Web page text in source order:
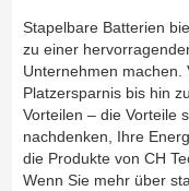
Stapelbare Batterien
zu einer
Unternehmen machen.
Platzersparnis bis hin
Vorteilen – die Vorteile
nachdenken, Ihre
die Produkte von CH
Wenn Sie mehr über